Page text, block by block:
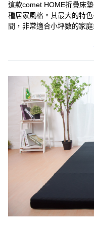
這款comet HOME折疊床
種居家風格。其最大的特
間，非常適合小坪數的家
外出攜帶，都能隨時隨地